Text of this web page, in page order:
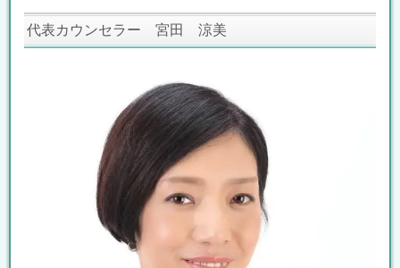
代表カウンセラー 宮田 涼美